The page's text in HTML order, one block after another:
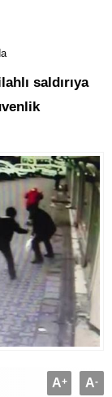
saldırıya
A+ A-